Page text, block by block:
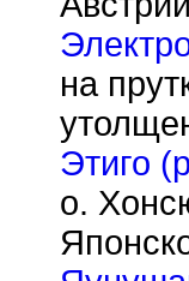
на
Этиго
о.